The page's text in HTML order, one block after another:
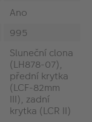
Ano
995
Sluneční clona
(LH878-07),
přední krytka
(LCF-82mm
III), zadní
krytka (LCR II)